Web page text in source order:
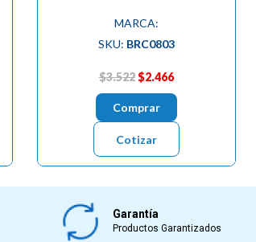
MARCA:
SKU: BRC0803
$3.522$2.466
Comprar
Cotizar
Garantía
Productos Garantizados